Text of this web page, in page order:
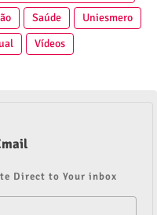
Saúde
Uniesmero
Vídeos
Direct to Your inbox